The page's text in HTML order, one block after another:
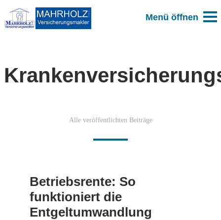
Alle veröffentlichten Beiträge
Betriebsrente: So
funktioniert die
Entgeltumwandlung